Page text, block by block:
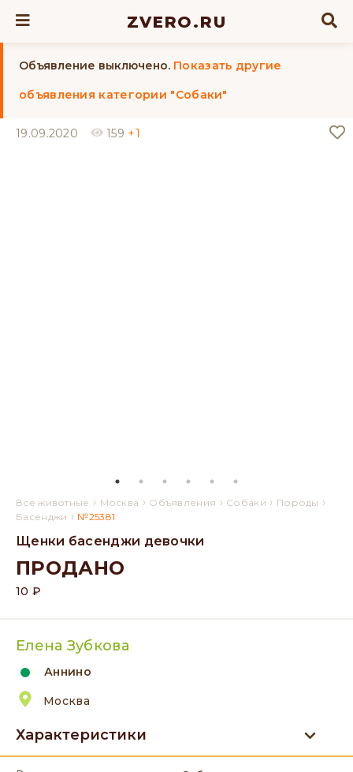
ZVERO.RU
Объявление выключено. Показать другие
объявления категории "Собаки"
19.09.2020 159 +1
Все животные › Москва › Объявления › Собаки › Породы ›
Басенджи › №25381
Щенки басенджи девочки
ПРОДАНО
10 ₽
Елена Зубкова
Аннино
Москва
Характеристики